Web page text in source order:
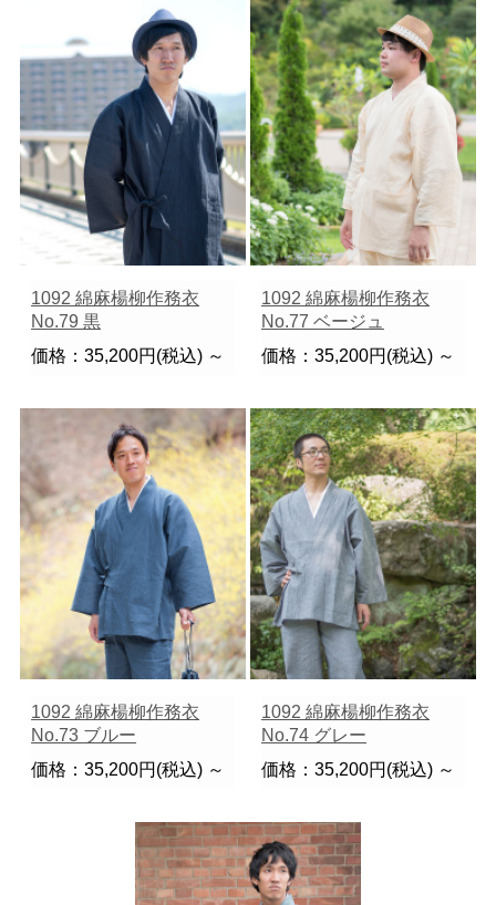
1092 綿麻楊柳作務衣
No.79 黒
価格：35,200円(税込) ～
1092 綿麻楊柳作務衣
No.77 ベージュ
価格：35,200円(税込) ～
1092 綿麻楊柳作務衣
No.73 ブルー
価格：35,200円(税込) ～
1092 綿麻楊柳作務衣
No.74 グレー
価格：35,200円(税込) ～